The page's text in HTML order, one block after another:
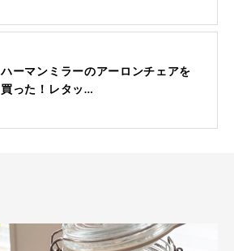
ハーマンミラーのアーロンチェアを
買った！レタッ…